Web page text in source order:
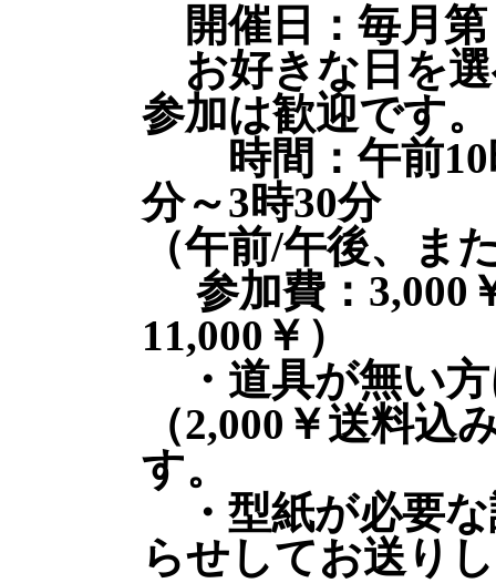
開催日：毎月第
お好きな日を
参加は歓迎です。
時間：午前10
分～3時30分
（午前/午後、ま
参加費：3,000
11,000￥）
・道具が無い方
（2,000￥送料込
す。
・型紙が必要な
らせしてお送り